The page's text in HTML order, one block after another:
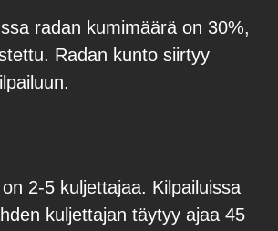
radan kumimäärä on 30%,
Radan kunto siirtyy
2-5 kuljettajaa. Kilpailuissa
kuljettajan täytyy ajaa 45